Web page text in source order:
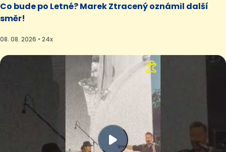
Co bude po Letné? Marek Ztracený oznámil další
směr!
08. 08. 2026 • 24x